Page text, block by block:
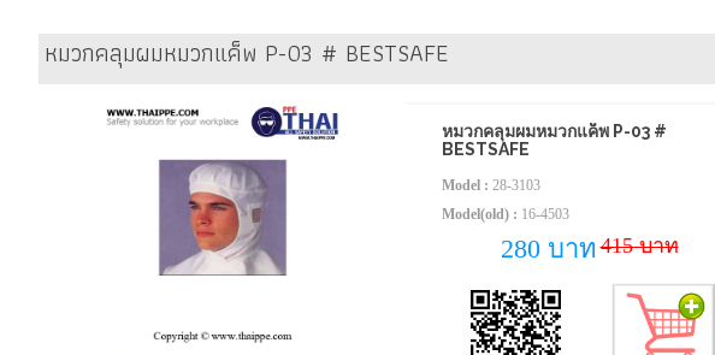
หมวกคลุมผมหมวกแค็พ P-03 # BESTSAFE
หมวกคลุมผมหมวกแค็พ P-03 #
BESTSAFE
Model : 28-3103
Model(old) : 16-4503
280 บาท 415 บาท